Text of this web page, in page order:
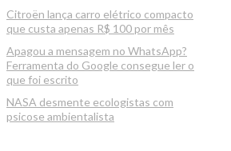
Citroën lança carro elétrico compacto
que custa apenas R$ 100 por mês
Apagou a mensagem no WhatsApp?
Ferramenta do Google consegue ler o
que foi escrito
NASA desmente ecologistas com
psicose ambientalista